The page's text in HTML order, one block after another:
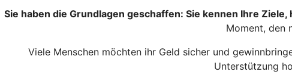
Sie haben die Grundlagen geschaffen: Sie kennen Ihre
Moment, den
Viele Menschen möchten ihr Geld sicher und
Unterstützung